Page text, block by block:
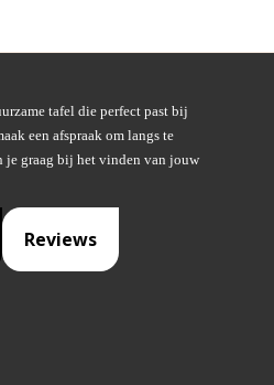
tafel die perfect past bij
een afspraak om langs te
je graag bij het vinden van jouw
Reviews